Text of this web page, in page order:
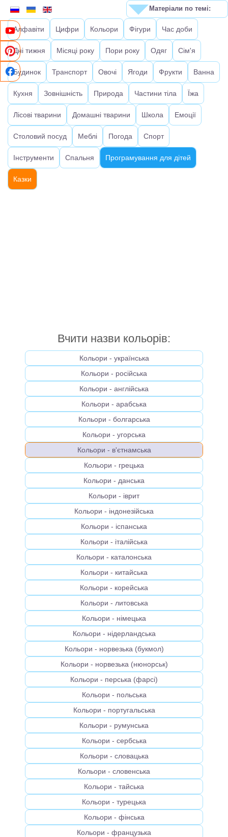
Алфавіти Цифри Кольори Фігури Час доби
Дні тижня Місяці року Пори року Одяг Сім'я
Будинок Транспорт Овочі Ягоди Фрукти Ванна
Кухня Зовнішність Природа Частини тіла Їжа
Лісові тварини Домашні тварини Школа Емоції
Столовий посуд Меблі Погода Спорт
Інструменти Спальня Програмування для дітей
Казки
Вчити назви кольорів:
Кольори - українська
Кольори - російська
Кольори - англійська
Кольори - арабська
Кольори - болгарська
Кольори - угорська
Кольори - в'єтнамська
Кольори - грецька
Кольори - данська
Кольори - іврит
Кольори - індонезійська
Кольори - іспанська
Кольори - італійська
Кольори - каталонська
Кольори - китайська
Кольори - корейська
Кольори - литовська
Кольори - німецька
Кольори - нідерландська
Кольори - норвезька (букмол)
Кольори - норвезька (нюнорськ)
Кольори - перська (фарсі)
Кольори - польська
Кольори - португальська
Кольори - румунська
Кольори - сербська
Кольори - словацька
Кольори - словенська
Кольори - тайська
Кольори - турецька
Кольори - фінська
Кольори - французька
Матеріали по темі: